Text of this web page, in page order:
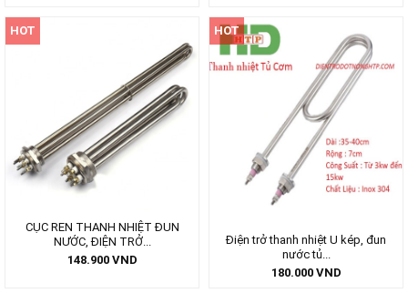
HOT
CỤC REN THANH NHIỆT ĐUN
NƯỚC, ĐIỆN TRỞ...
148.900 VND
HOT
Điện trở thanh nhiệt U kép, đun
nước tủ...
180.000 VND